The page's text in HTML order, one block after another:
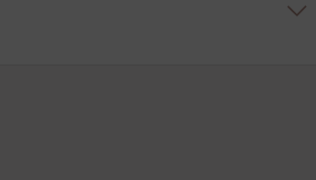
d’évaluation des gemmes
à tout public.